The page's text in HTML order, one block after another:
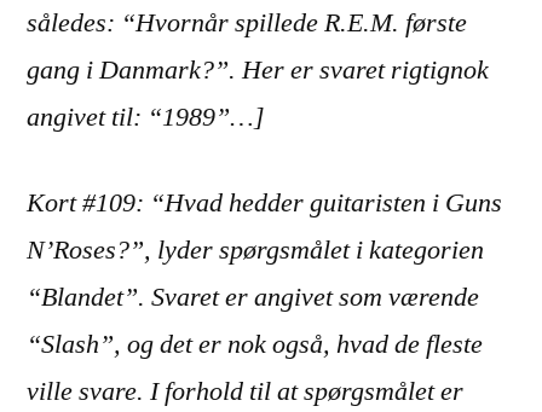
således: “Hvornår spillede R.E.M. første
gang i Danmark?”. Her er svaret rigtignok
angivet til: “1989”…]
Kort #109: “Hvad hedder guitaristen i Guns
N’Roses?”, lyder spørgsmålet i kategorien
“Blandet”. Svaret er angivet som værende
“Slash”, og det er nok også, hvad de fleste
ville svare. I forhold til at spørgsmålet er